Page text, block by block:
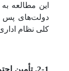
این مطالعه
دولت‌های پس
کلی نظام